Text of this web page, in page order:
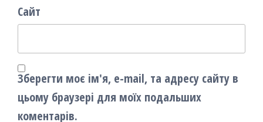
Сайт
Зберегти моє ім'я, e-mail, та адресу сайту в
цьому браузері для моїх подальших
коментарів.